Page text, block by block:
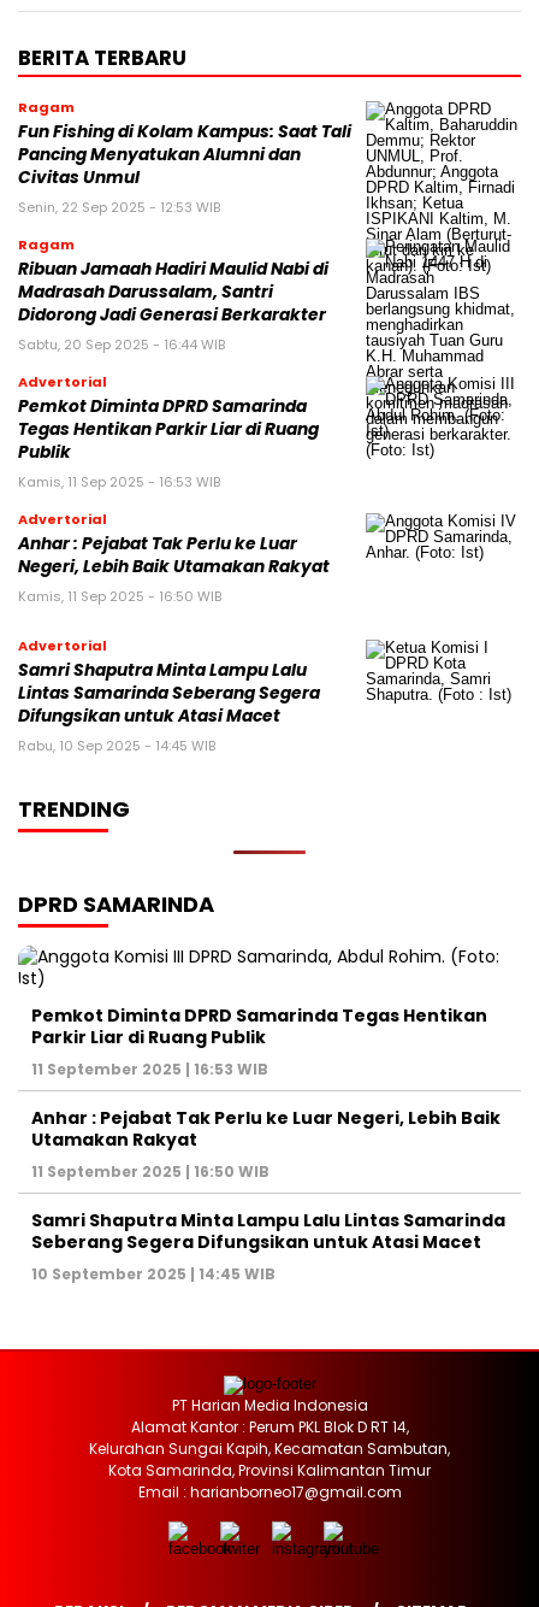
BERITA TERBARU
Ragam
Fun Fishing di Kolam Kampus: Saat Tali
Pancing Menyatukan Alumni dan
Civitas Unmul
Senin, 22 Sep 2025 - 12:53 WIB
Ragam
Ribuan Jamaah Hadiri Maulid Nabi di
Madrasah Darussalam, Santri
Didorong Jadi Generasi Berkarakter
Sabtu, 20 Sep 2025 - 16:44 WIB
Advertorial
Pemkot Diminta DPRD Samarinda
Tegas Hentikan Parkir Liar di Ruang
Publik
Kamis, 11 Sep 2025 - 16:53 WIB
Advertorial
Anhar : Pejabat Tak Perlu ke Luar
Negeri, Lebih Baik Utamakan Rakyat
Kamis, 11 Sep 2025 - 16:50 WIB
Advertorial
Samri Shaputra Minta Lampu Lalu
Lintas Samarinda Seberang Segera
Difungsikan untuk Atasi Macet
Rabu, 10 Sep 2025 - 14:45 WIB
TRENDING
DPRD SAMARINDA
Pemkot Diminta DPRD Samarinda Tegas Hentikan
Parkir Liar di Ruang Publik
11 September 2025 | 16:53 WIB
Anhar : Pejabat Tak Perlu ke Luar Negeri, Lebih Baik
Utamakan Rakyat
11 September 2025 | 16:50 WIB
Samri Shaputra Minta Lampu Lalu Lintas Samarinda
Seberang Segera Difungsikan untuk Atasi Macet
10 September 2025 | 14:45 WIB
PT Harian Media Indonesia
Alamat Kantor : Perum PKL Blok D RT 14,
Kelurahan Sungai Kapih, Kecamatan Sambutan,
Kota Samarinda, Provinsi Kalimantan Timur
Email : harianborneo17@gmail.com